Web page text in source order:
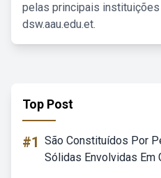
pelas principais
dsw.aau.edu.et.
Top Post
#1 São Constituídos Por
Sólidas Envolvidas Em